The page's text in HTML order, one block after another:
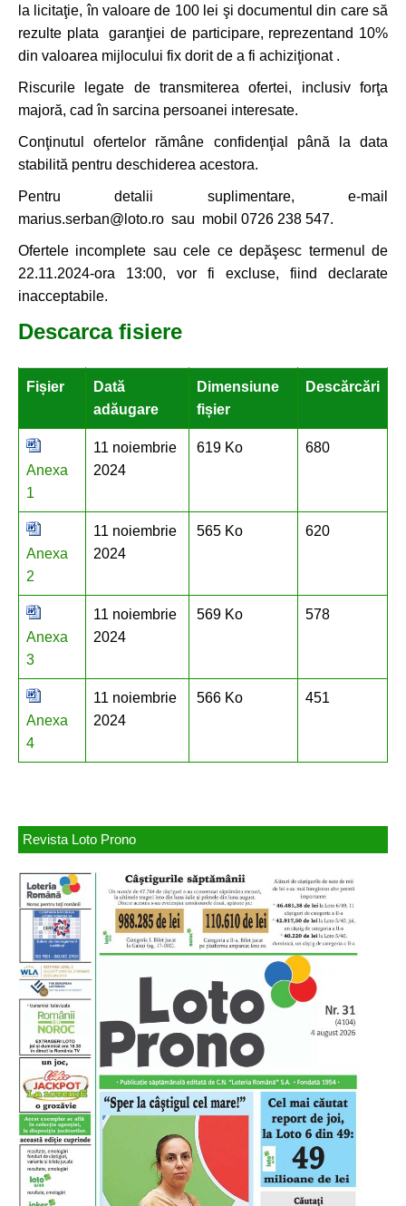
la licitaţie, în valoare de 100 lei şi documentul din care să
rezulte plata garanţiei de participare, reprezentand 10%
din valoarea mijlocului fix dorit de a fi achiziţionat .
Riscurile legate de transmiterea ofertei, inclusiv forţa
majoră, cad în sarcina persoanei interesate.
Conţinutul ofertelor rămâne confidenţial până la data
stabilită pentru deschiderea acestora.
Pentru detalii suplimentare, e-mail
marius.serban@loto.ro sau mobil 0726 238 547.
Ofertele incomplete sau cele ce depăşesc termenul de
22.11.2024-ora 13:00, vor fi excluse, fiind declarate
inacceptabile.
Descarca fisiere
Fișier
Dată
adăugare
Dimensiune
fișier
Descărcări
Anexa
1
11 noiembrie
2024
619 Ko 680
Anexa
2
11 noiembrie
2024
565 Ko 620
Anexa
3
11 noiembrie
2024
569 Ko 578
Anexa
4
11 noiembrie
2024
566 Ko 451
Revista Loto Prono